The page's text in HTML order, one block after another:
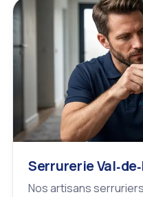
Serrurerie
Nos artisans